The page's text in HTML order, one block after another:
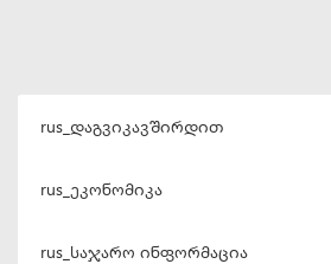
rus_დაგვიკავშირდით
rus_ეკონომიკა
rus_საჯარო ინფორმაცია